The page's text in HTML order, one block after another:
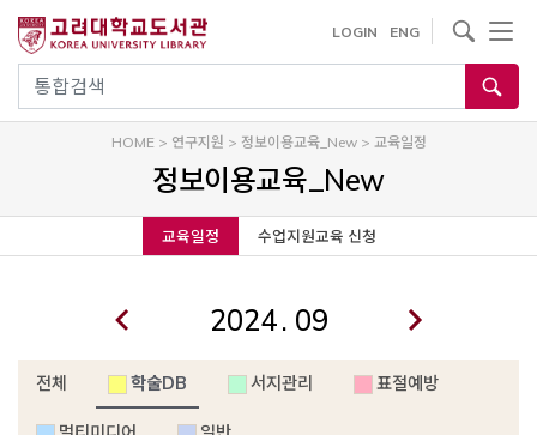
건
기
통합검색
LOGIN ENG
사이트내 검색
HOME> 연구지원 > 정보이용교육_New> 교육일정
정보이용교육_New
교육일정 수업지원교육 신청
.
전체 학술DB 서지관리 표절예방